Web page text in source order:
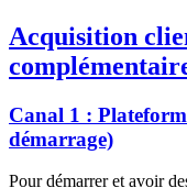
Acquisition
Canal 1 :
démarrage)
Pour démarrer et avoir